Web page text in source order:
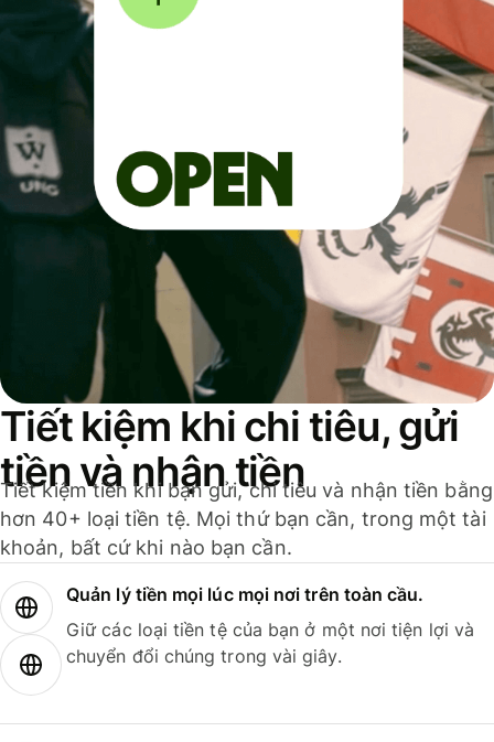
Tiết kiệm khi chi tiêu, gửi
tiền và nhận tiền
Tiết kiệm tiền khi bạn gửi, chi tiêu và nhận tiền bằng
hơn 40+ loại tiền tệ. Mọi thứ bạn cần, trong một tài
khoản, bất cứ khi nào bạn cần.
Quản lý tiền mọi lúc mọi nơi trên toàn cầu.
Giữ các loại tiền tệ của bạn ở một nơi tiện lợi và
chuyển đổi chúng trong vài giây.